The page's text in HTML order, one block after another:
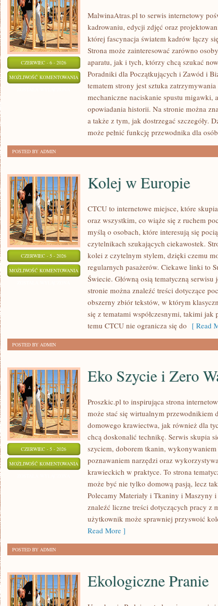
CZERWIEC - 6 - 2026
MOŻLIWOŚĆ KOMENTOWANIA EDYCJA
POSTPRODUKCJA
MalwinaAtras.pl to serwis internetowy
kadrowaniu, edycji zdjęć oraz
której fascynacja światem kadrów łączy
Strona może zainteresować zarówno
aparatu, jak i tych, którzy chcą szukać
Poradniki dla Początkujących i Zawód i
tematem strony jest sztuka
mechaniczne naciskanie spustu migawki,
opowiadania historii. Na stronie można
a także z tym, jak dostrzegać szczegóły.
może pełnić funkcję przewodnika dla
POSTED BY ADMIN
CZERWIEC - 5 - 2026
MOŻLIWOŚĆ KOMENTOWANIA KOLEJ
EUROPIE
Kolej w Europie
CTCU to internetowe miejsce, które
oraz wszystkim, co wiąże się z ruchem
myślą o osobach, które interesują się
czytelnikach szukających ciekawostek.
kolei z czytelnym stylem, dzięki czemu
regularnych pasażerów. Ciekawe linki to
Świecie. Główną osią tematyczną
stronie można znaleźć treści dotyczące
obszerny zbiór tekstów, w którym
się z tematami współczesnymi, takimi
temu CTCU nie ogranicza się do [ Read
POSTED BY ADMIN
CZERWIEC - 5 - 2026
MOŻLIWOŚĆ KOMENTOWANIA
SZYCIE
ZERO
WASTE
Eko Szycie i Zero
Proszkic.pl to inspirująca strona
może stać się wirtualnym przewodnikiem
domowego krawiectwa, jak również dla
chcą doskonalić technikę. Serwis skupia
szyciem, doborem tkanin,
poznawaniem narzędzi oraz
krawieckich w praktyce. To strona
może być nie tylko domową pasją, lecz
Polecamy Materiały i Tkaniny i Maszyny
znaleźć liczne treści dotyczących pracy z
użytkownik może sprawniej przyswoić
Read More ]
POSTED BY ADMIN
Ekologiczne Pranie